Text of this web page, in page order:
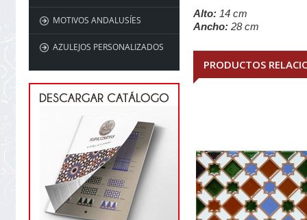
MOTIVOS ANDALUSÍES
AZULEJOS PERSONALIZADOS
Alto: 14 cm
Ancho: 28 cm
PRODUCTOS